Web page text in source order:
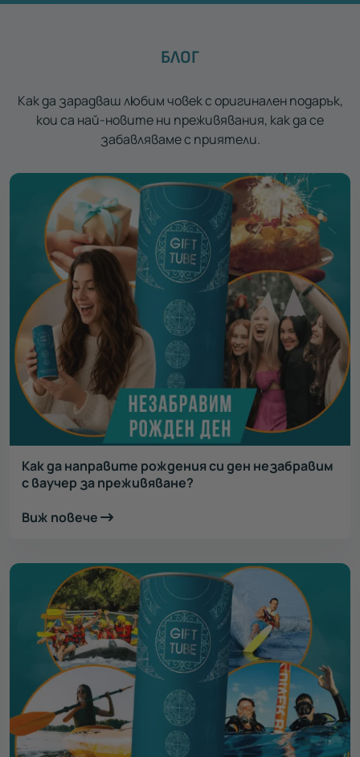
БЛОГ
Как да зарадваш любим човек с оригинален подарък,
кои са най-новите ни преживявания, как да се
забавляваме с приятели.
Как да направите рождения си ден незабравим
с ваучер за преживяване?
Виж повече